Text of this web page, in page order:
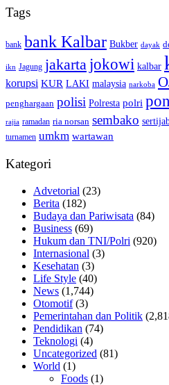
Tags
bank bank Kalbar Bukber dayak
ikn Jagung jakarta jokowi kalbar
korupsi KUR LAKI malaysia narkoba
penghargaan polisi Polresta polri
rajia ramadan ria norsan sembako
turnamen umkm wartawan
Kategori
Advetorial (23)
Berita (182)
Budaya dan Pariwisata (84)
Business (69)
Hukum dan TNI/Polri (920)
Internasional (3)
Kesehatan (3)
Life Style (40)
News (1,744)
Otomotif(3)
Pemerintahan dan Politik
Pendidikan (74)
Teknologi (4)
Uncategorized (81)
World (1)
Foods (1)